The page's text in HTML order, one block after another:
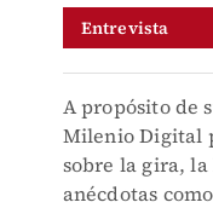
Entrevista
A propósito de
Milenio Digital
sobre la gira,
anécdotas